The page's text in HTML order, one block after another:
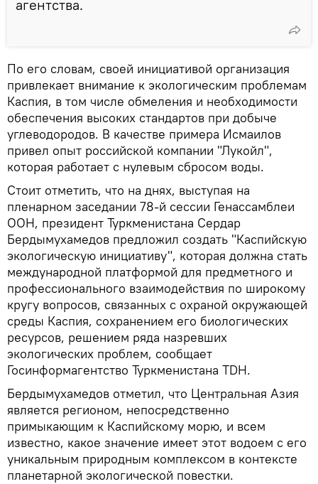
агентства.
По его словам, своей инициативой организация
привлекает внимание к экологическим проблемам
Каспия, в том числе обмеления и необходимости
обеспечения высоких стандартов при добыче
углеводородов. В качестве примера Исмаилов
привел опыт российской компании "Лукойл",
которая работает с нулевым сбросом воды.
Стоит отметить, что на днях, выступая на
пленарном заседании 78-й сессии Генассамблеи
ООН, президент Туркменистана Сердар
Бердымухамедов предложил создать "Каспийскую
экологическую инициативу", которая должна стать
международной платформой для предметного и
профессионального взаимодействия по широкому
кругу вопросов, связанных с охраной окружающей
среды Каспия, сохранением его биологических
ресурсов, решением ряда назревших
экологических проблем, сообщает
Госинформагентство Туркменистана TDH.
Бердымухамедов отметил, что Центральная Азия
является регионом, непосредственно
примыкающим к Каспийскому морю, и всем
известно, какое значение имеет этот водоем с его
уникальным природным комплексом в контексте
планетарной экологической повестки.